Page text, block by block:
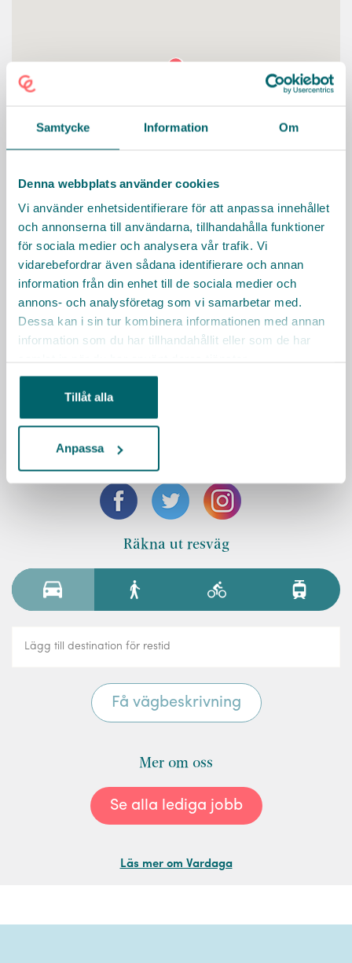
Samtycke Information Om
Denna webbplats använder cookies
Vi använder enhetsidentifierare för att anpassa innehållet
och annonserna till användarna, tillhandahålla funktioner
för sociala medier och analysera vår trafik. Vi
vidarebefordrar även sådana identifierare och annan
information från din enhet till de sociala medier och
annons- och analysföretag som vi samarbetar med.
Dessa kan i sin tur kombinera informationen med annan
information som du har tillhandahållit eller som de har
Tillåt alla
Anpassa
Tunnlandsvägen 89-95, Bromma
Facklig kontakt
Besök Vardagas webbplats
Räkna ut resväg
Mer om oss
Se alla lediga jobb
Läs mer om Vardaga